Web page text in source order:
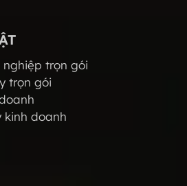
trọn gói
trọn gói
kinh doanh